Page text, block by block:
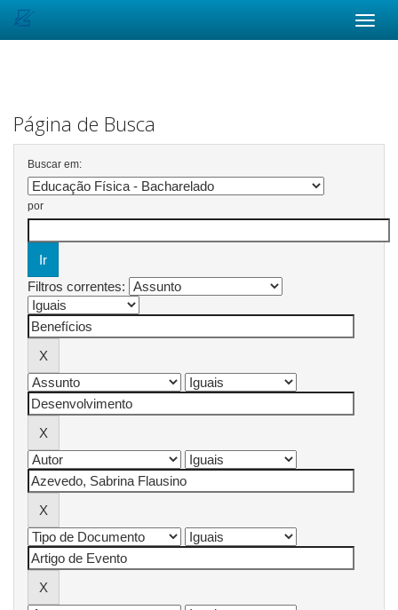
Página de Busca
Buscar em:
por
Filtros correntes: